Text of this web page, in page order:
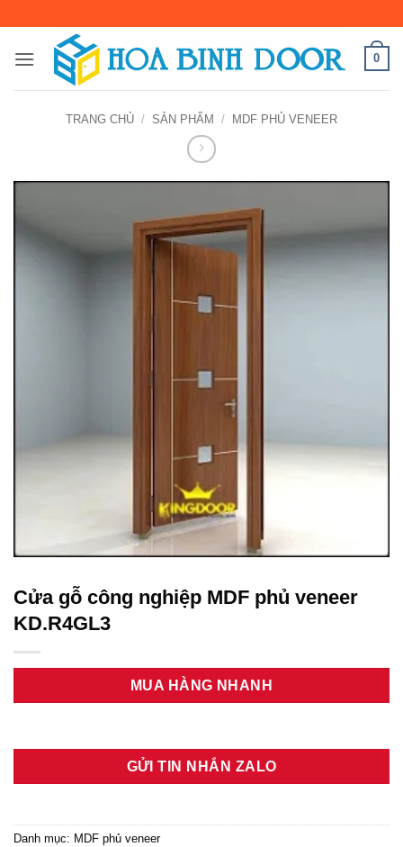
nội
0
TRANG CHỦ / SẢN PHẨM / MDF PHỦ VENEER
Cửa gỗ công nghiệp MDF phủ veneer
KD.R4GL3
MUA HÀNG NHANH
GỬI TIN NHẮN ZALO
Danh mục: MDF phủ veneer